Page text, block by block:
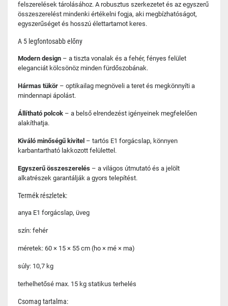
felszerelések tárolásához. A robusztus szerkezetet és az egyszerű
összeszerelést mindenki értékelni fogja, aki megbízhatóságot,
egyszerűséget és hosszú élettartamot keres.
A 5 legfontosabb előny
Modern design – a tiszta vonalak és a fehér, fényes felület
eleganciát kölcsönöz minden fürdőszobának.
Hármas tükör – optikailag megnöveli a teret és megkönnyíti a
mindennapi ápolást.
Állítható polcok – a belső elrendezést igényeinek megfelelően
alakíthatja.
Kiváló minőségű kivitel – tartós E1 forgácslap, könnyen
karbantartható lakkozott felülettel.
Egyszerű összeszerelés – a világos útmutató és a jelölt
alkatrészek garantálják a gyors telepítést.
Termék részletek:
anya E1 forgácslap, üveg
szín: fehér
méretek: 60 × 15 × 55 cm (ho × mé × ma)
súly: 10,7 kg
terhelhetősé max. 15 kg statikus terhelés
Csomag tartalma: